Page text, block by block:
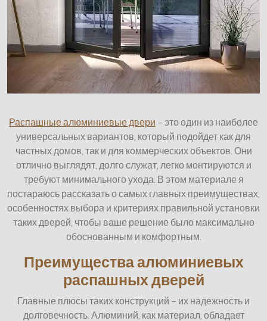
Распашные алюминиевые двери – это один из наиболее
универсальных вариантов, который подойдет как для
частных домов, так и для коммерческих объектов. Они
отлично выглядят, долго служат, легко монтируются и
требуют минимального ухода. В этом материале я
постараюсь рассказать о самых главных преимуществах,
особенностях выбора и критериях правильной установки
таких дверей, чтобы ваше решение было максимально
обоснованным и комфортным.
Преимущества алюминиевых
распашных дверей
Главные плюсы таких конструкций – их надежность и
долговечность. Алюминий, как материал, обладает